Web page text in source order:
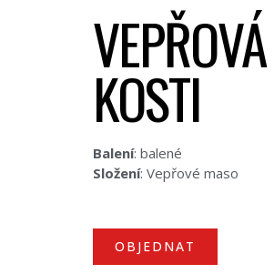
KOSTI
Balení: balené
Složení: Vepřové maso
OBJEDNAT